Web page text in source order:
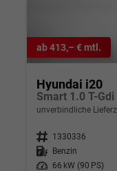
ab 413,– € mtl.
Hyundai i20
Smart 1.0 T-
unverbindliche
Fahrzeugnr. 1330336
Kraftstoff Benzin
Leistung
66 kW (90 PS)